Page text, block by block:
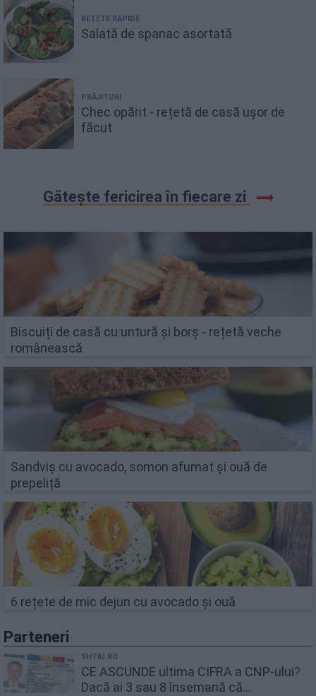
REȚETE RAPIDE
Salată de spanac asortată
PRĂJITURI
Chec opărit - rețetă de casă ușor de
făcut
Gătește fericirea în fiecare zi
Biscuiți de casă cu untură și borș - rețetă veche
românească
Sandviș cu avocado, somon afumat și ouă de
prepeliță
6 rețete de mic dejun cu avocado și ouă
Parteneri
SHTIU.RO
CE ASCUNDE ultima CIFRA a CNP-ului?
Dacă ai 3 sau 8 însemană că...